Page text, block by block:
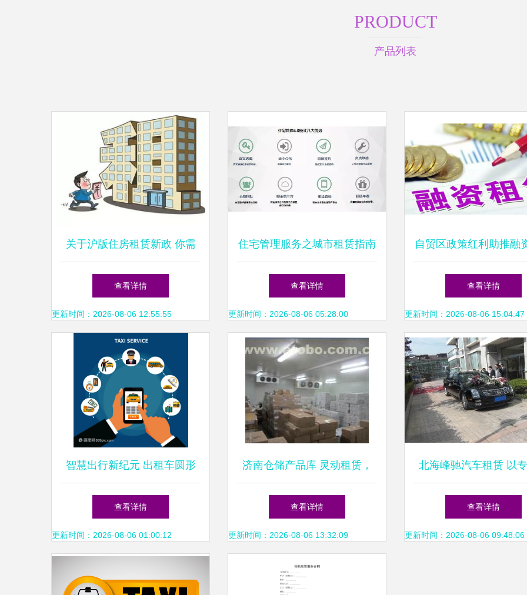
PRODUCT
产品列表
关于沪版住房租赁新政 你需
要掌握的核心要点与租赁服务
指导
查看详情
更新时间：2026-08-06 12:55:55
住宅管理服务之城市租赁指南
优化您的租赁体验
查看详情
更新时间：2026-08-06 05:28:00
自贸区政策红利助推融
行业创新与租赁服务
查看详情
更新时间：2026-08-06 15:04:47
智慧出行新纪元 出租车圆形
图标与智能手机应用的融合
查看详情
更新时间：2026-08-06 01:00:12
济南仓储产品库 灵动租赁，
高效赋能 —— 探秘山东产品
库价格、实景与源头厂家的专
业之道
查看详情
更新时间：2026-08-06 13:32:09
北海峰驰汽车租赁 以
务赢得市场青睐
查看详情
更新时间：2026-08-06 09:48:06